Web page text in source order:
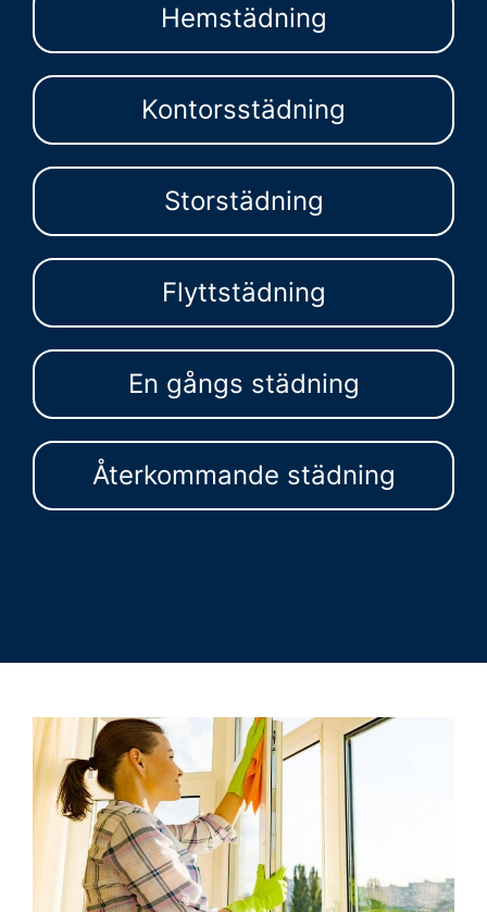
Hemstädning
Kontorsstädning
Storstädning
Flyttstädning
En gångs städning
Återkommande städning